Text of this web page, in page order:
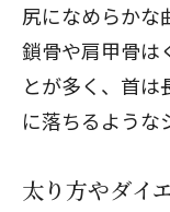
尻になめらかな
鎖骨や肩甲骨は
とが多く、首
に落ちるような
太り方やダイ